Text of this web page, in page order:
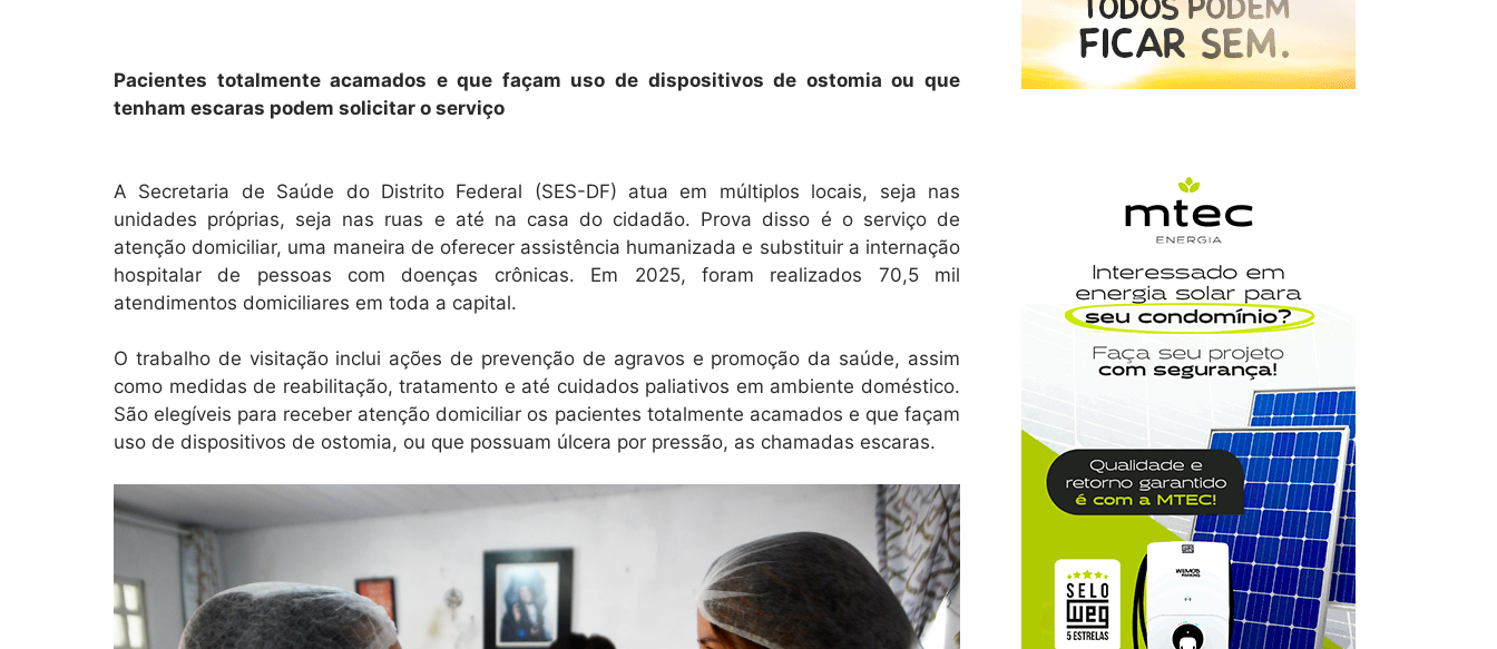
Pacientes totalmente acamados e que façam uso de dispositivos de ostomia ou que
tenham escaras podem solicitar o serviço
A Secretaria de Saúde do Distrito Federal (SES-DF) atua em múltiplos locais, seja nas
unidades próprias, seja nas ruas e até na casa do cidadão. Prova disso é o serviço de
atenção domiciliar, uma maneira de oferecer assistência humanizada e substituir a internação
hospitalar de pessoas com doenças crônicas. Em 2025, foram realizados 70,5 mil
atendimentos domiciliares em toda a capital.
O trabalho de visitação inclui ações de prevenção de agravos e promoção da saúde, assim
como medidas de reabilitação, tratamento e até cuidados paliativos em ambiente doméstico.
São elegíveis para receber atenção domiciliar os pacientes totalmente acamados e que façam
uso de dispositivos de ostomia, ou que possuam úlcera por pressão, as chamadas escaras.